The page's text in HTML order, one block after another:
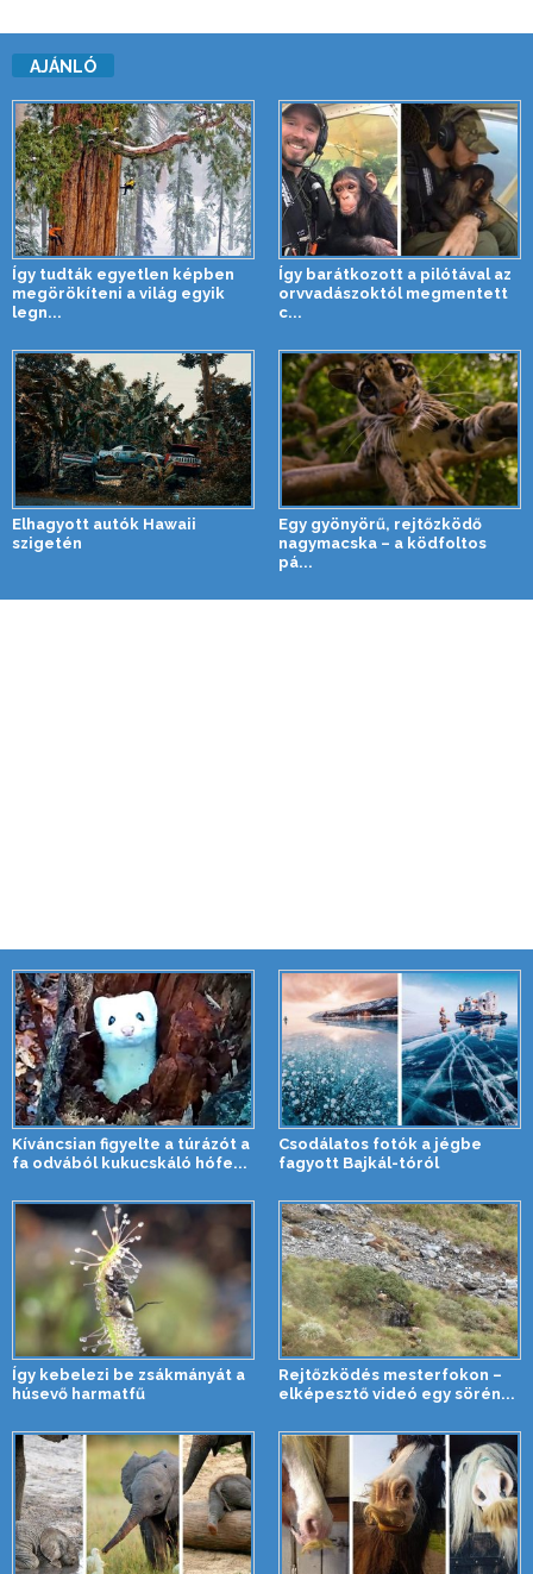
AJÁNLÓ
Így tudták egyetlen képben
megörökíteni a világ egyik
legn...
Így barátkozott a pilótával az
orvvadászoktól megmentett
c...
Elhagyott autók Hawaii
szigetén
Egy gyönyörű, rejtőzködő
nagymacska – a ködfoltos
pá...
Kíváncsian figyelte a túrázót a
fa odvából kukucskáló hófe...
Csodálatos fotók a jégbe
fagyott Bajkál-tóról
Így kebelezi be zsákmányát a
húsevő harmatfű
Rejtőzködés mesterfokon –
elképesztő videó egy sörén...